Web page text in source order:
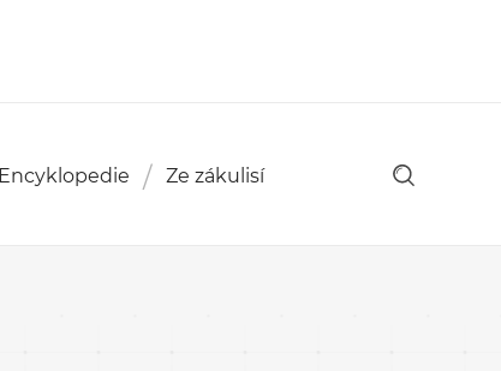
Encyklopedie Ze zákulisí